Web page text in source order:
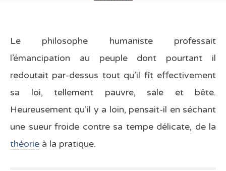
Le philosophe humaniste professait
l’émancipation au peuple dont pourtant il
redoutait par-dessus tout qu’il fît effectivement
sa loi, tellement pauvre, sale et bête.
Heureusement qu’il y a loin, pensait-il en séchant
une sueur froide contre sa tempe délicate, de la
théorie à la pratique.